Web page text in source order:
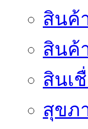
สินค้
สินค้
สินเ
สุขภ